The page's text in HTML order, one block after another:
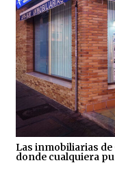
Las inmobiliarias
donde cualquiera